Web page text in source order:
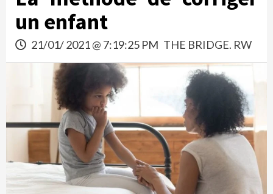
un enfant
21/01/ 2021 @ 7:19:25 PM THE BRIDGE. RW